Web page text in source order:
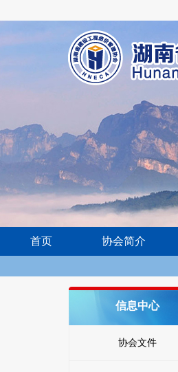
首页 协会简介
信息中心
协会文件